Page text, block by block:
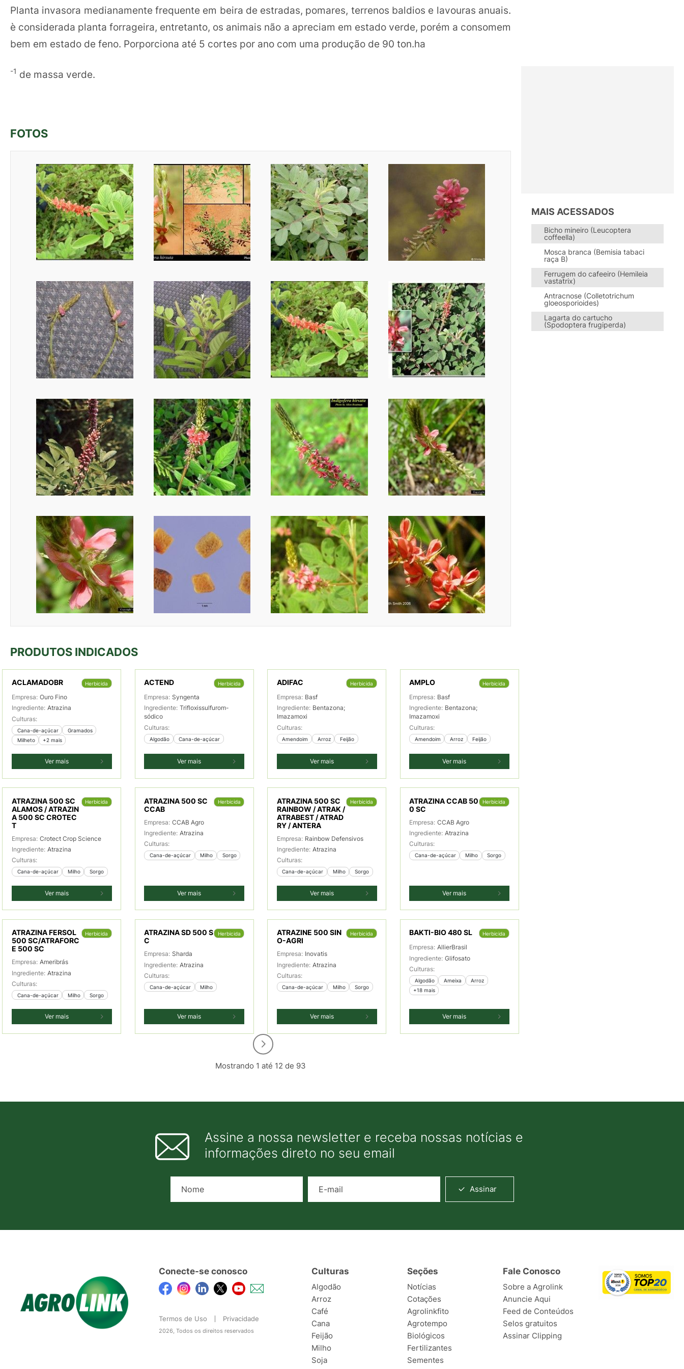
Planta invasora medianamente frequente em beira de estradas, pomares, terrenos baldios e lavouras anuais.
è considerada planta forrageira, entretanto, os animais não a apreciam em estado verde, porém a consomem
bem em estado de feno. Porporciona até 5 cortes por ano com uma produção de 90 ton.ha
-1 de massa verde.
FOTOS
PRODUTOS INDICADOS
ACLAMADOBR Herbicida
Empresa: Ouro Fino
Ingrediente: Atrazina
Culturas:
Cana-de-açúcar
Gramados
Milheto
+2 mais
Ver mais
ACTEND Herbicida
Empresa: Syngenta
Ingrediente: Trifloxissulfurom-
sódico
Culturas:
Algodão Cana-de-açúcar
Ver mais
ADIFAC Herbicida
Empresa: Basf
Ingrediente: Bentazona;
Imazamoxi
Culturas:
Amendoim Arroz Feijão
Ver mais
AMPLO Herbicida
Empresa: Basf
Ingrediente: Bentazona;
Imazamoxi
Culturas:
Amendoim Arroz Feijão
Ver mais
ATRAZINA 500 SC
ALAMOS / ATRAZIN
A 500 SC CROTEC
T
Herbicida
Empresa: Crotect Crop Science
Ingrediente: Atrazina
Culturas:
Cana-de-açúcar Milho Sorgo
Ver mais
ATRAZINA 500 SC
CCAB
Herbicida
Empresa: CCAB Agro
Ingrediente: Atrazina
Culturas:
Cana-de-açúcar Milho Sorgo
Ver mais
ATRAZINA 500 SC
RAINBOW / ATRAK /
ATRABEST / ATRAD
RY / ANTERA
Herbicida
Empresa: Rainbow Defensivos
Ingrediente: Atrazina
Culturas:
Cana-de-açúcar Milho Sorgo
Ver mais
ATRAZINA CCAB 50
0 SC
Herbicida
Empresa: CCAB Agro
Ingrediente: Atrazina
Culturas:
Cana-de-açúcar Milho Sorgo
Ver mais
ATRAZINA FERSOL
500 SC/ATRAFORC
E 500 SC
Herbicida
Empresa: Ameribrás
Ingrediente: Atrazina
Culturas:
Cana-de-açúcar Milho Sorgo
Ver mais
ATRAZINA SD 500 S
C
Herbicida
Empresa: Sharda
Ingrediente: Atrazina
Culturas:
Cana-de-açúcar Milho
Ver mais
ATRAZINE 500 SIN
O-AGRI
Herbicida
Empresa: Inovatis
Ingrediente: Atrazina
Culturas:
Cana-de-açúcar Milho Sorgo
Ver mais
BAKTI-BIO 480 SL Herbicida
Empresa: AllierBrasil
Ingrediente: Glifosato
Culturas:
Algodão Ameixa
Arroz
+18 mais
Ver mais
Mostrando 1 até 12 de 93
MAIS ACESSADOS
Bicho mineiro (Leucoptera
coffeella)
Mosca branca (Bemisia tabaci
raça B)
Ferrugem do cafeeiro (Hemileia
vastatrix)
Antracnose (Colletotrichum
gloeosporioides)
Lagarta do cartucho
(Spodoptera frugiperda)
Assine a nossa newsletter e receba nossas notícias e
informações direto no seu email
Assinar
Conecte-se conosco
Termos de Uso Privacidade
2026, Todos os direitos reservados
Culturas
Algodão
Arroz
Café
Cana
Feijão
Milho
Soja
Seções
Notícias
Cotações
Agrolinkfito
Agrotempo
Biológicos
Fertilizantes
Sementes
Fale Conosco
Sobre a Agrolink
Anuncie Aqui
Feed de Conteúdos
Selos gratuitos
Assinar Clipping